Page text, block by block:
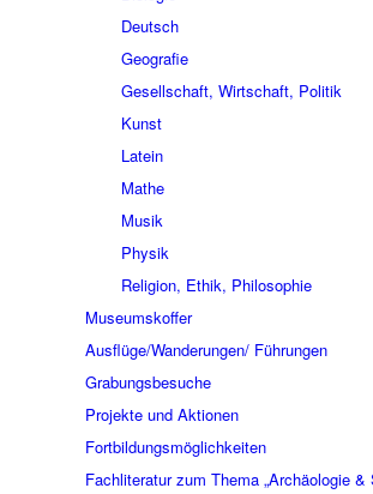
Deutsch
Geografie
Gesellschaft, Wirtschaft, Politik
Kunst
Latein
Mathe
Musik
Physik
Religion, Ethik, Philosophie
Museumskoffer
Ausflüge/Wanderungen/ Führungen
Grabungsbesuche
Projekte und Aktionen
Fortbildungsmöglichkeiten
Fachliteratur zum Thema „Archäologie &